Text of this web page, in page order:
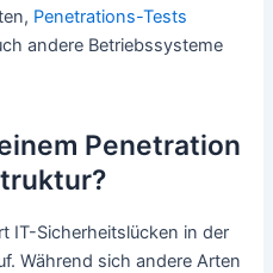
Penetrations-Tests
andere Betriebssysteme
Penetration
IT-Sicherheitslücken in der
Während sich andere Arten